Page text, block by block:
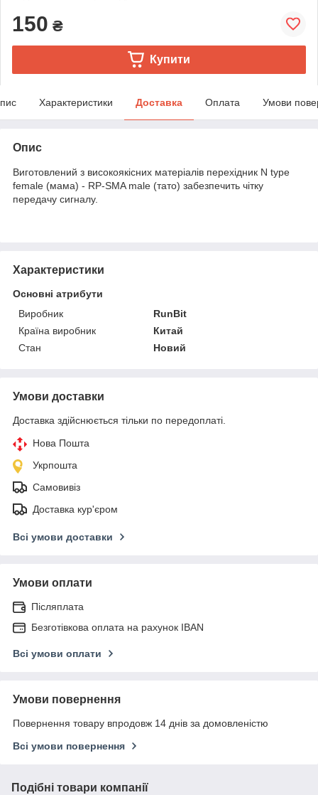
150 ₴
Купити
Характеристики Доставка Оплата Умови
Опис
Виготовлений з високоякісних матеріалів перехідник N type
female (мама) - RP-SMA male (тато) забезпечить чітку
передачу сигналу.
Характеристики
Основні атрибути
Виробник
RunBit
Країна виробник
Китай
Стан
Новий
Умови доставки
Доставка здійснюється тільки по передоплаті.
Нова Пошта
Укрпошта
Самовивіз
Доставка кур'єром
Всі умови доставки
Умови оплати
Післяплата
Безготівкова оплата на рахунок IBAN
Всі умови оплати
Умови повернення
Повернення товару впродовж 14 днів за домовленістю
Всі умови повернення
Подібні товари компанії